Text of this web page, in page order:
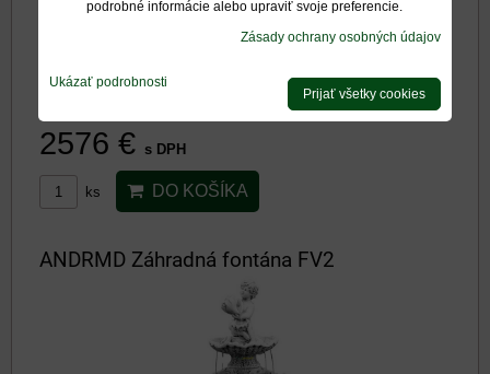
2576 € s DPH
ks DO KOŠÍKA
ANDRMD Záhradná fontána FV2
podrobné informácie alebo upraviť svoje preferencie.
Zásady ochrany osobných údajov
Ukázať podrobnosti
Prijať všetky cookies